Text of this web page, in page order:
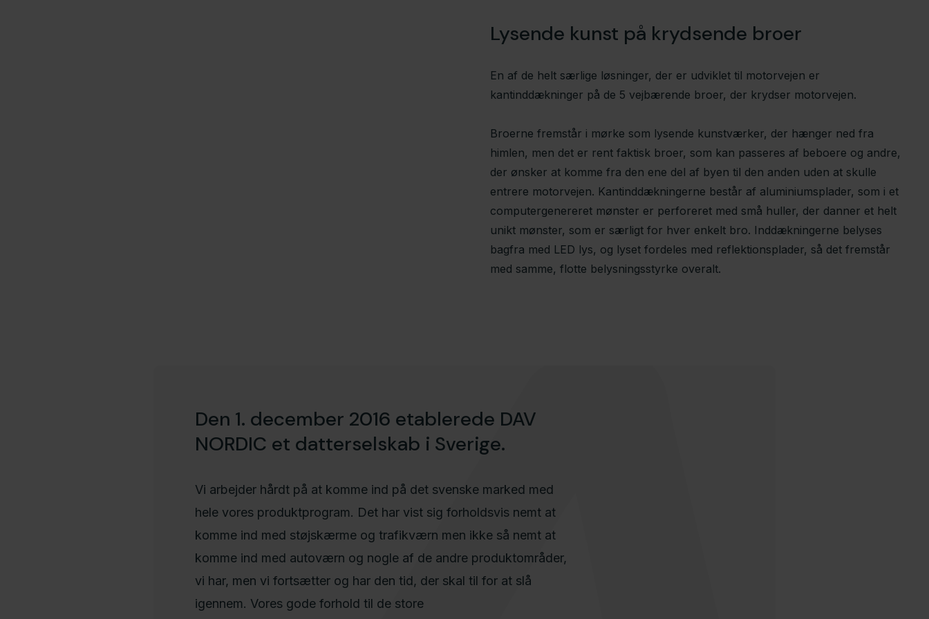
Lysende kunst på krydsende broer
​En af de helt særlige løsninger, der er udviklet til motorvejen er
kantinddækninger på de 5 vejbærende broer, der krydser motorvejen.
Broerne fremstår i mørke som lysende kunstværker, der hænger ned fra
himlen, men det er rent faktisk broer, som kan passeres af beboere og andre,
der ønsker at komme fra den ene del af byen til den anden uden at skulle
entrere motorvejen. Kantinddækningerne består af aluminiumsplader, som i et
computergenereret mønster er perforeret med små huller, der danner et helt
unikt mønster, som er særligt for hver enkelt bro. Inddækningerne belyses
bagfra med LED lys, og lyset fordeles med reflektionsplader, så det fremstår
med samme, flotte belysningsstyrke overalt.
Den 1. december 2016 etablerede DAV
NORDIC et datterselskab i Sverige.
Vi arbejder hårdt på at komme ind på det svenske marked med
hele vores produktprogram. Det har vist sig forholdsvis nemt at
komme ind med støjskærme og trafikværn men ikke så nemt at
komme ind med autoværn og nogle af de andre produktområder,
vi har, men vi fortsætter og har den tid, der skal til for at slå
igennem. Vores gode forhold til de store